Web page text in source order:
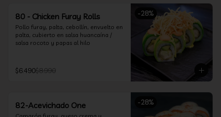
-28%
80 - Chicken Furay Rolls
Pollo furay, palta, cebollín, envuelto en
palta, cubierto en salsa huancaína /
salsa rocoto y papas al hilo
$6.490$8.990
-28%
82-Acevichado One